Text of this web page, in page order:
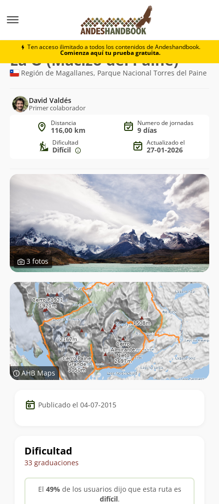
Ten acceso ilimitado a todos los contenidos de Andeshandbook.
Comienza aquí tu prueba gratuita.
La O (Macizo del Paine)
Ruta
de
trekking
La O (Macizo del Paine)
Región de Magallanes, Parque Nacional Torres del Paine
David Valdés
Primer colaborador
Distancia
116,00 km
Numero de jornadas
9 días
Dificultad
Difícil
Actualizado el
27-01-2026
3 fotos
AHB Maps
Datos
del Publicado el 04-07-2015
Dificultad
33 graduaciones
El 49% de los usuarios dijo que esta ruta es
difícil.